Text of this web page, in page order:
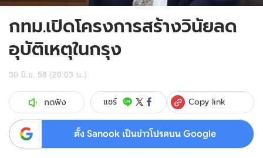
กทม.เปิดโครงการสร้างวินัยลด
อุบัติเหตุในกรุง
30 มิ.ย. 58 (20:03 น.)
กดฟัง แชร์ Copy link
ตั้ง Sanook เป็นข่าวโปรดบน Google